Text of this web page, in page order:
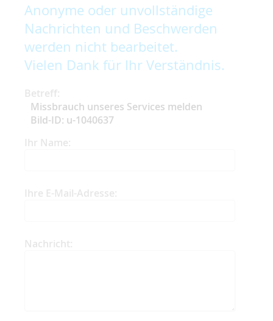
Anonyme oder unvollständige
Nachrichten und Beschwerden
werden nicht bearbeitet.
Vielen Dank für Ihr Verständnis.
Betreff:
Missbrauch unseres Services melden
Bild-ID: u-1040637
Ihr Name:
Ihre E-Mail-Adresse:
Nachricht: